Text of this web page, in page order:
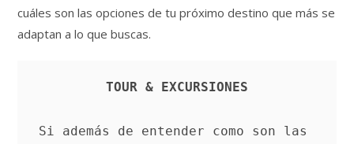
cuáles son las opciones de tu próximo destino que más se
adaptan a lo que buscas.
TOUR & EXCURSIONES
Si además de entender como son las